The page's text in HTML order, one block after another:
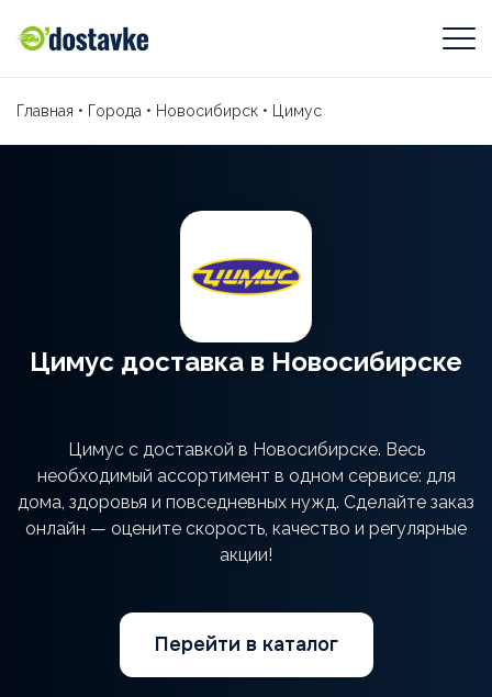
Главная • Города • Новосибирск • Цимус
Цимус доставка в Новосибирске
Цимус с доставкой в Новосибирске. Весь
необходимый ассортимент в одном сервисе: для
дома, здоровья и повседневных нужд. Сделайте заказ
онлайн — оцените скорость, качество и регулярные
акции!
Перейти в каталог